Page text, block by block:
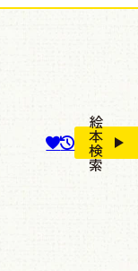
絵
本
検
索